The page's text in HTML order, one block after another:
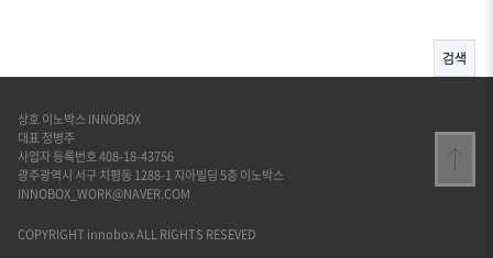
검색
상호 이노박스 INNOBOX
대표 정병주
사업자 등록번호 408-18-43756
광주광역시 서구 치평동 1288-1 지아빌딩 5층 이노박스
INNOBOX_WORK@NAVER.COM
COPYRIGHT innobox ALL RIGHTS RESEVED